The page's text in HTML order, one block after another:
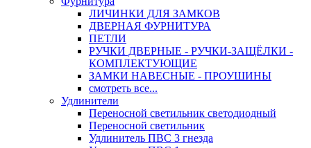
ЛИЧИНКИ ДЛЯ ЗАМКОВ
ДВЕРНАЯ ФУРНИТУРА
ПЕТЛИ
РУЧКИ ДВЕРНЫЕ - РУЧКИ-ЗАЩЁЛКИ -
КОМПЛЕКТУЮЩИЕ
ЗАМКИ НАВЕСНЫЕ - ПРОУШИНЫ
смотреть все...
Удлинители
Переносной светильник светодиодный
Переносной светильник
Удлинитель ПВС 3 гнезда